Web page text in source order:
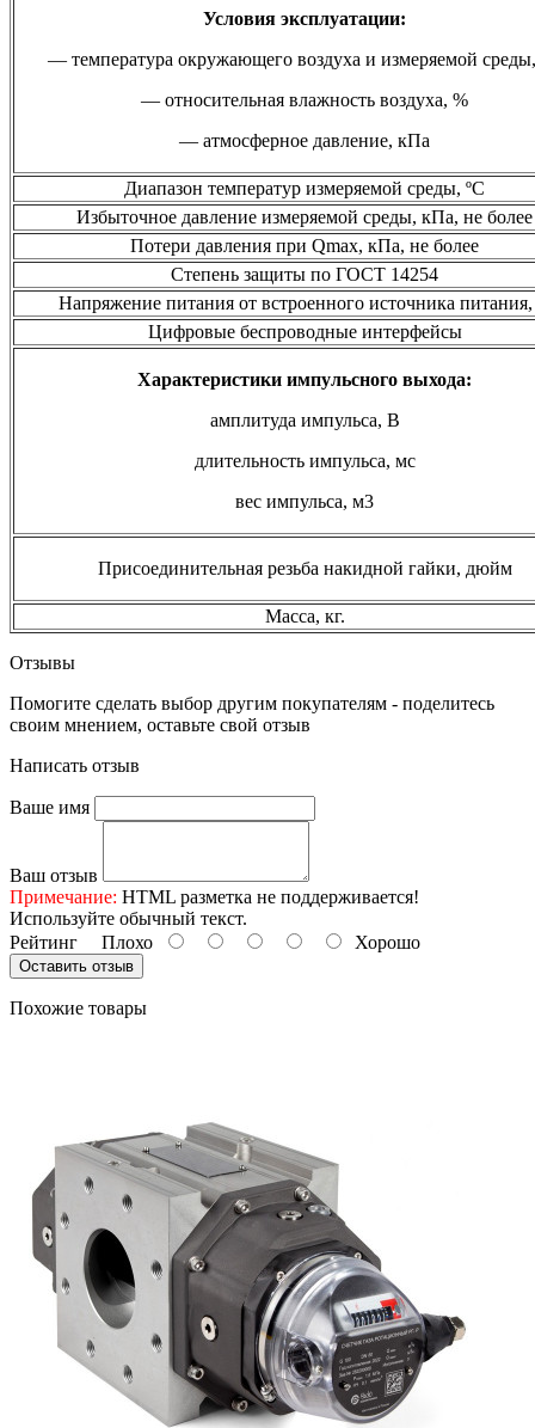
Условия эксплуатации:
— температура окружающего воздуха и измеряемой
— относительная влажность воздуха, %
— атмосферное давление, кПа
Диапазон температур измеряемой среды, ºС
Избыточное давление измеряемой среды, кПа, не более
Потери давления при Qmax, кПа, не более
Степень защиты по ГОСТ 14254
Напряжение питания от встроенного источника
Цифровые беспроводные интерфейсы
Характеристики импульсного выхода:
амплитуда импульса, В
длительность импульса, мс
вес импульса, м3
Присоединительная резьба накидной гайки, дюйм
Масса, кг.
Отзывы
Помогите сделать выбор другим покупателям - поделитесь
своим мнением, оставьте свой отзыв
Написать отзыв
Ваше имя
Ваш отзыв
Примечание: HTML разметка не поддерживается!
Используйте обычный текст.
Рейтинг Плохо Хорошо
Оставить отзыв
Похожие товары